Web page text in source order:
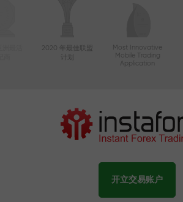
2020 年最佳联盟
Most Innovative
Mobile Trading
Application
开立交易账户